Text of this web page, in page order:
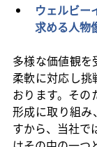
ウェルビー
求める人物
多様な価値観
柔軟に対応し
おります。そ
形成に取り組み
すから、当社で